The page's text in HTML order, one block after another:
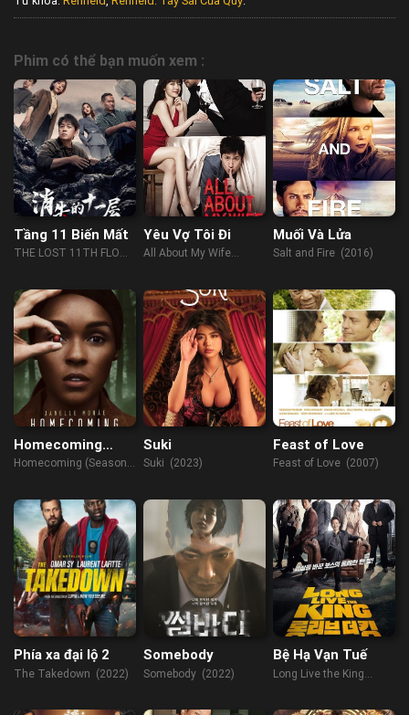
Phim có thể bạn muốn xem :
Tầng 11 Biến Mất
THE LOST 11TH FLOOR
Yêu Vợ Tôi Đi
All About My Wife
Muối Và Lửa
Salt and Fire (2016)
Homecoming
(Season 2)
Homecoming (Season
Suki
Suki (2023)
Feast of Love
Feast of Love (2007)
Phía xa đại lộ 2
The Takedown (2022)
Somebody
Somebody (2022)
Bệ Hạ Vạn Tuế
Long Live the King